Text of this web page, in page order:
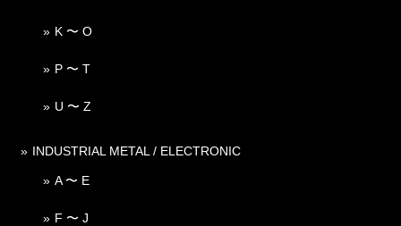
K 〜 O
P 〜 T
U 〜 Z
INDUSTRIAL METAL / ELECTRONIC
A 〜 E
F 〜 J